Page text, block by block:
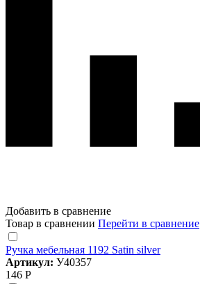
Добавить в сравнение
Товар в сравнении Перейти в сравнение
Ручка мебельная 1192 Satin silver
Артикул: У40357
146 Р